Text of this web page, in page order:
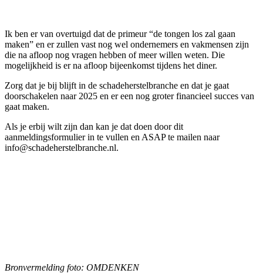
Ik ben er van overtuigd dat de primeur “de tongen los zal gaan
maken” en er zullen vast nog wel ondernemers en vakmensen zijn
die na afloop nog vragen hebben of meer willen weten. Die
mogelijkheid is er na afloop bijeenkomst tijdens het diner.
Zorg dat je bij blijft in de schadeherstelbranche en dat je gaat
doorschakelen naar 2025 en er een nog groter financieel succes van
gaat maken.
Als je erbij wilt zijn dan kan je dat doen door dit
aanmeldingsformulier in te vullen en ASAP te mailen naar
info@schadeherstelbranche.nl.
Bronvermelding foto: OMDENKEN